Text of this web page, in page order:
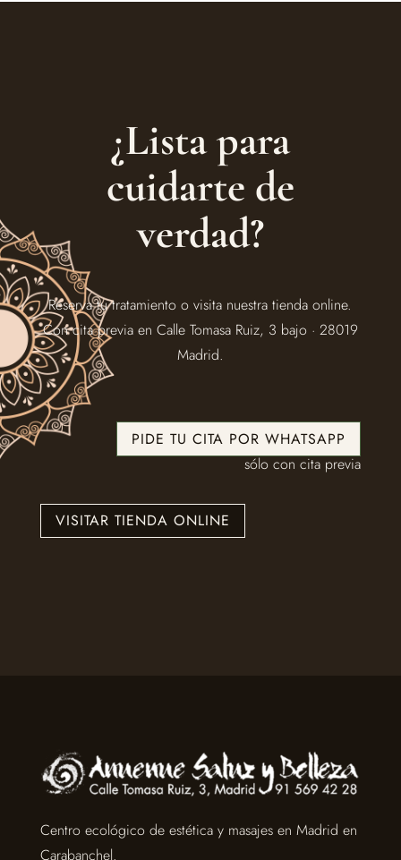
¿Lista para
cuidarte de
verdad?
Reserva tu tratamiento o visita nuestra tienda online.
Con cita previa en Calle Tomasa Ruiz, 3 bajo · 28019
Madrid.
PIDE TU CITA POR WHATSAPP
sólo con cita previa
VISITAR TIENDA ONLINE
Centro ecológico de estética y masajes en Madrid en
Carabanchel.